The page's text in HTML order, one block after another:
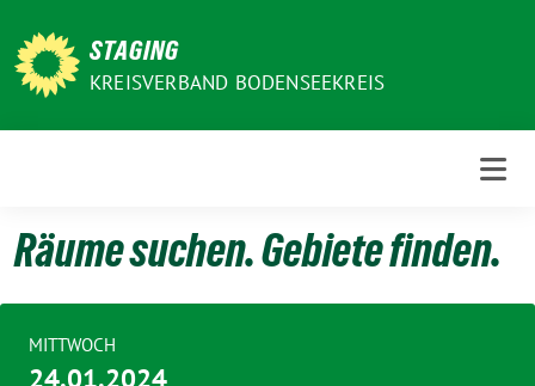
zum
Inhalt
STAGING
KREISVERBAND BODENSEEKREIS
Räume suchen. Gebiete finden.
MITTWOCH
24.01.2024